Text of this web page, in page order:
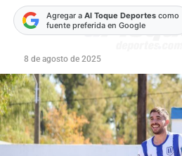
Agregar a Al Toque Deportescomo
fuente preferida en Google
8 de agosto de 2025